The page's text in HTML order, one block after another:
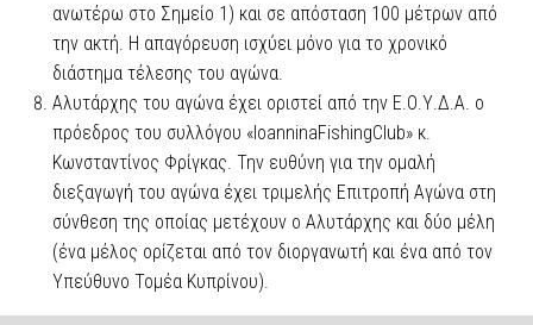
ανωτέρω στο Σημείο 1) και σε απόσταση 100 μέτρων από
την ακτή. Η απαγόρευση ισχύει μόνο για το χρονικό
διάστημα τέλεσης του αγώνα.
Αλυτάρχης του αγώνα έχει οριστεί από την Ε.Ο.Υ.Δ.Α. ο
πρόεδρος του συλλόγου «IoanninaFishingClub» κ.
Κωνσταντίνος Φρίγκας. Την ευθύνη για την ομαλή
διεξαγωγή του αγώνα έχει τριμελής Επιτροπή Αγώνα στη
σύνθεση της οποίας μετέχουν ο Αλυτάρχης και δύο μέλη
(ένα μέλος ορίζεται από τον διοργανωτή και ένα από τον
Υπεύθυνο Τομέα Κυπρίνου).